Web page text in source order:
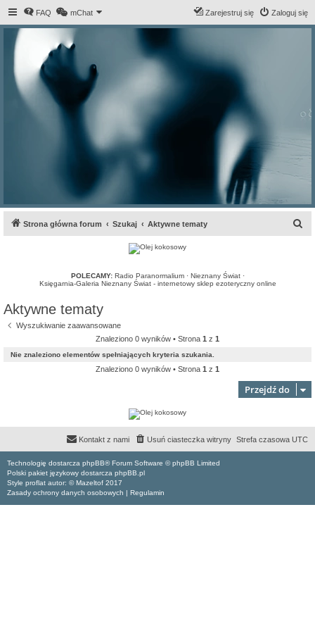
FAQ mChat Zaloguj się
Zarejestruj się
Strona główna forum Szukaj Aktywne tematy
POLECAMY: Radio Paranormalium· Nieznany Świat·
Księgarnia-Galeria Nieznany Świat - internetowy sklep ezoteryczny online
Aktywne tematy
Wyszukiwanie zaawansowane
Znaleziono 0 wyników • Strona 1 z 1
Nie znaleziono elementów spełniających kryteria szukania.
Znaleziono 0 wyników • Strona 1 z 1
Przejdź do
Strefa czasowa UTC
Usuń ciasteczka witryny
Kontakt z nami
Technologię dostarcza phpBB® Forum Software © phpBB Limited
Polski pakiet językowy dostarcza phpBB.pl
Style proflat autor: ©Mazeltof 2017
Zasady ochrony danych osobowych | Regulamin